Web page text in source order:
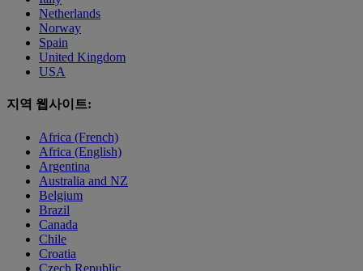
Netherlands
Norway
Spain
United Kingdom
USA
지역 웹사이트:
Africa (French)
Africa (English)
Argentina
Australia and NZ
Belgium
Brazil
Canada
Chile
Croatia